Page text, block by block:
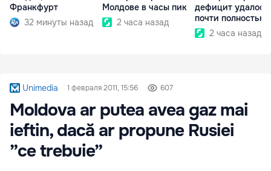
Франкфурт
32 минуты назад
Молдове в часы пик
2 часа назад
дефицит удалось
почти полностью
покрыть
2 часа назад
Unimedia 1 февраля 2011, 15:56 607
Moldova ar putea avea gaz mai
ieftin, dacă ar propune Rusiei
”ce trebuie”